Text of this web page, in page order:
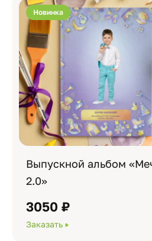
Новинка
Выпускной альбом
2.0»
3050 ₽
Заказать